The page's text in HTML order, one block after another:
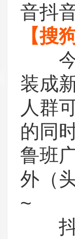
音抖
【搜
今
装成
人群
的同
鲁班
外（
~
抖